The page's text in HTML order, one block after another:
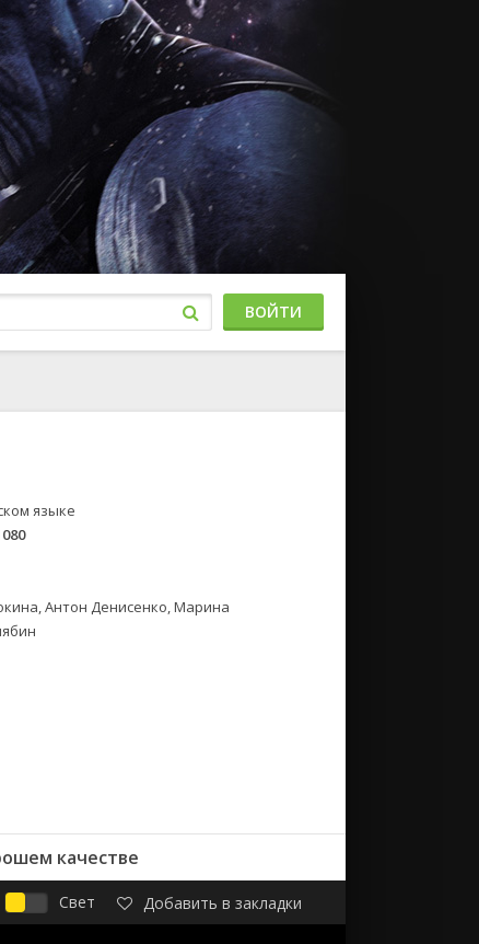
ВОЙТИ
языке
Антон Денисенко, Марина
качестве
Свет Добавить в закладки